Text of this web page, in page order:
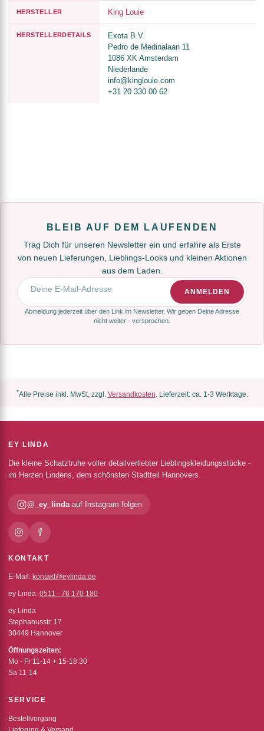
HERSTELLER King Louie
HERSTELLERDETAILS
Exota B.V.
Pedro de Medinalaan 11
1086 XK Amsterdam
Niederlande
info@kinglouie.com
+31 20 330 00 62
BLEIB AUF DEM LAUFENDEN
Trag Dich für unseren Newsletter ein und erfahre als Erste
von neuen Lieferungen, Lieblings-Looks und kleinen Aktionen
aus dem Laden.
E-Mail-Adresse
ANMELDEN
Abmeldung jederzeit über den Link im Newsletter. Wir geben Deine Adresse
nicht weiter - versprochen.
*Alle Preise inkl. MwSt, zzgl. Versandkosten. Lieferzeit: ca. 1-3 Werktage.
EY LINDA
Die kleine Schatztruhe voller detailverliebter Lieblingskleidungsstücke -
im Herzen Lindens, dem schönsten Stadtteil Hannovers.
@_ey_lindaauf Instagram folgen
KONTAKT
E-Mail: kontakt@eylinda.de
ey Linda: 0511 - 76 170 180
ey Linda
Stephanusstr. 17
30449 Hannover
Öffnungszeiten:
Mo - Fr 11-14 + 15-18:30
Sa 11-14
SERVICE
Bestellvorgang